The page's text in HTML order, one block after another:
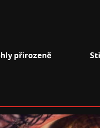
přirozeně